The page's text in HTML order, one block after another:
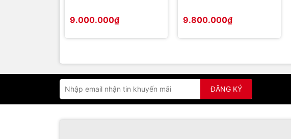
9.000.000₫ 9.800.000₫
ĐĂNG KÝ